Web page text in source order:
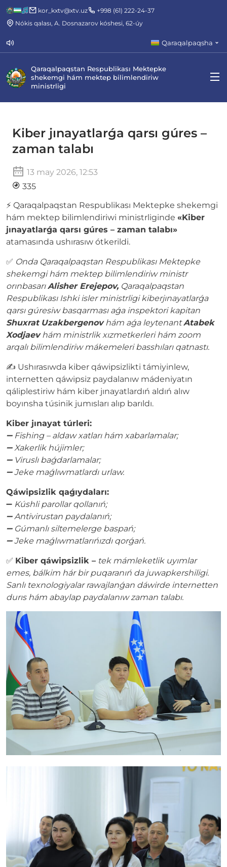
kor_kxtv@xtv.uz
+998 (61) 222-24-37
Nókis qalası, A. Dosnazarov kóshesi, 62-úy
Qaraqalpaqsha
Qaraqalpaqstan Respublikası Mektepke
shekemgi hám mektep bilimlendiriw
ministrligi
Kiber jınayatlarǵa qarsı gúres –
zaman talabı
13 may 2026, 12:53
335
⚡️ Qaraqalpaqstan Respublikası Mektepke shekemgi
hám mektep bilimlendiriwi ministrliginde «Kiber
jınayatlarǵa qarsı gúres – zaman talabı»
atamasında ushırasıw ótkerildi.
✅ Onda Qaraqalpaqstan Respublikası Mektepke
shekemgi hám mektep bilimlendiriw ministr
orınbasarıAlisher Erejepov, Qaraqalpaqstan
Respublikası Ishki isler ministrligi kiberjınayatlarǵa
qarsı gúresiw basqarması aǵa inspektori kapitan
Shuxrat Uzakbergenovhám aǵa leytenantAtabek
Xodjaevhám ministrlik xızmetkerleri hám zoom
arqalı bilimlendiriw mákemeleri basshıları qatnastı.
✍️ Ushırasıwda kiber qáwipsizlikti támiyinlew,
internetten qáwipsiz paydalanıw mádeniyatın
qáliplestiriw hám kiber jınayatlardıń aldıń alıw
boyınsha túsinik jumısları alıp barıldı.
Kiber jınayat túrleri:
➖ Fishing – aldaw xatları hám xabarlamalar;
➖ Xakerlik hújimler;
➖ Viruslı baǵdarlamalar;
➖ Jeke maǵlıwmatlardı urlaw.
Qáwipsizlik qaǵıydaları:
➖ Kúshli parollar qollanıń;
➖ Antivirustan paydalanıń;
➖ Gúmanlı siltemelerge baspań;
➖ Jeke maǵlıwmatlarıńızdı qorǵań.
✅ Kiber qáwipsizlik – tek mámleketlik uyımlar
emes, bálkim hár bir puqaranıń da juwapkershiligi.
Sanlı texnologiyalar rawajlanǵan dáwirde internetten
durıs hám abaylap paydalanıw zaman talabı.